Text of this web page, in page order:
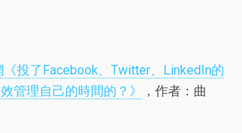
《投了Facebook、Twitter、LinkedIn的
管理自己的時間的？》
，作者：曲